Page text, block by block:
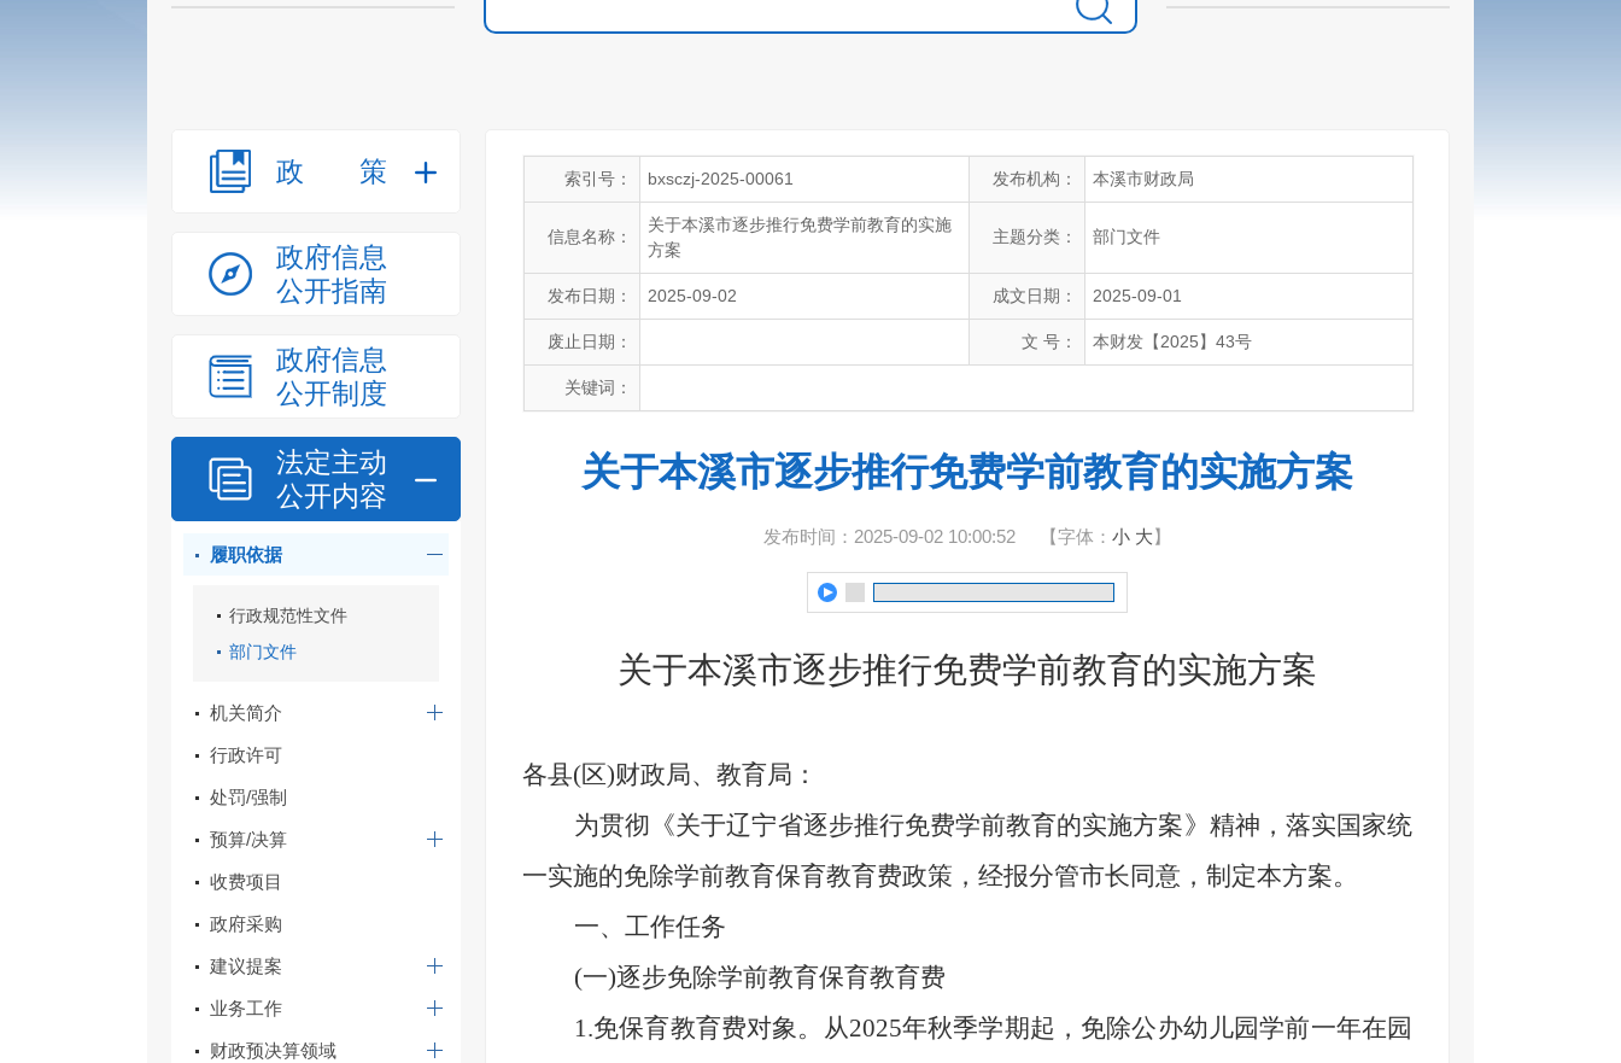
政策
政府信息
公开指南
政府信息
公开制度
法定主动
公开内容
履职依据
行政规范性文件
部门文件
机关简介
行政许可
处罚/强制
预算/决算
收费项目
政府采购
建议提案
业务工作
财政预决算领域
索引号： bxsczj-2025-00061 发布机构： 本溪市财政局
信息名称：
关于本溪市逐步推行免费学前教育的实施
方案
主题分类： 部门文件
发布日期： 2025-09-02 成文日期： 2025-09-01
废止日期： 文 号： 本财发【2025】43号
关键词：
关于本溪市逐步推行免费学前教育的实施方案
发布时间：2025-09-02 10:00:52 【字体： 小 大】
关于本溪市逐步推行免费学前教育的实施方案
各县(区)财政局、教育局：
为贯彻《关于辽宁省逐步推行免费学前教育的实施方案》精神，落实国家统
一实施的免除学前教育保育教育费政策，经报分管市长同意，制定本方案。
一、工作任务
(一)逐步免除学前教育保育教育费
1.免保育教育费对象。从2025年秋季学期起，免除公办幼儿园学前一年在园